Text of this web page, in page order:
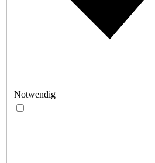
Notwendig